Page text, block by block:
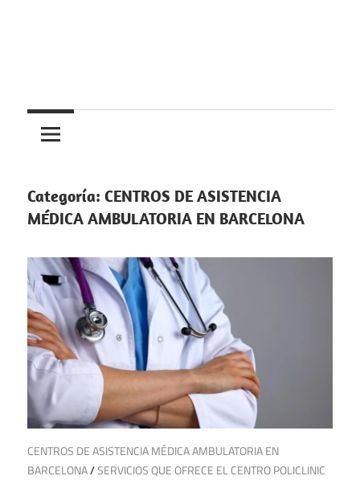
Centros
medicos
médicos,
centros
y
de
urgencias
en
España
Categoría: CENTROS DE ASISTENCIA
MÉDICA AMBULATORIA EN BARCELONA
15 de julio de 2025
CENTROS DE ASISTENCIA MÉDICA AMBULATORIA EN
BARCELONA/SERVICIOS QUE OFRECE EL CENTRO POLICLINIC